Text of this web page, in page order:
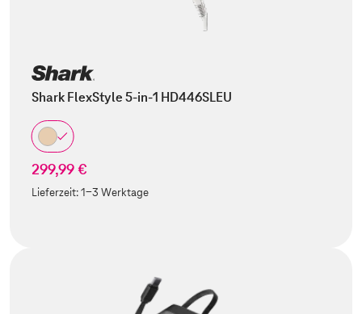
Shark FlexStyle 5-in-1 HD446SLEU
299,99 €
Lieferzeit:1-3 Werktage